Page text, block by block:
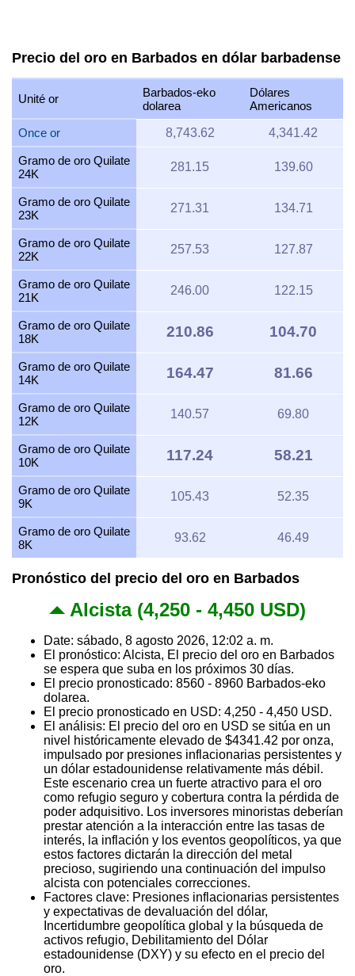
Precio del oro en Barbados en dólar barbadense
Unité or
Barbados-eko
dolarea
Dólares
Americanos
Once or
8,743.62 4,341.42
Gramo de oro Quilate
24K
281.15 139.60
Gramo de oro Quilate
23K
271.31 134.71
Gramo de oro Quilate
22K
257.53 127.87
Gramo de oro Quilate
21K
246.00 122.15
Gramo de oro Quilate
18K
210.86 104.70
Gramo de oro Quilate
14K
164.47 81.66
Gramo de oro Quilate
12K
140.57 69.80
Gramo de oro Quilate
10K
117.24 58.21
Gramo de oro Quilate
9K
105.43 52.35
Gramo de oro Quilate
8K
93.62 46.49
Pronóstico del precio del oro en Barbados
Alcista (4,250 - 4,450 USD)
Date: sábado, 8 agosto 2026, 12:02 a. m.
El pronóstico: Alcista, El precio del oro en Barbados
se espera que suba en los próximos 30 días.
El precio pronosticado: 8560 - 8960 Barbados-eko
dolarea.
El precio pronosticado en USD: 4,250 - 4,450 USD.
El análisis: El precio del oro en USD se sitúa en un
nivel históricamente elevado de $4341.42 por onza,
impulsado por presiones inflacionarias persistentes y
un dólar estadounidense relativamente más débil.
Este escenario crea un fuerte atractivo para el oro
como refugio seguro y cobertura contra la pérdida de
poder adquisitivo. Los inversores minoristas deberían
prestar atención a la interacción entre las tasas de
interés, la inflación y los eventos geopolíticos, ya que
estos factores dictarán la dirección del metal
precioso, sugiriendo una continuación del impulso
alcista con potenciales correcciones.
Factores clave: Presiones inflacionarias persistentes
y expectativas de devaluación del dólar,
Incertidumbre geopolítica global y la búsqueda de
activos refugio, Debilitamiento del Dólar
estadounidense (DXY) y su efecto en el precio del
oro.